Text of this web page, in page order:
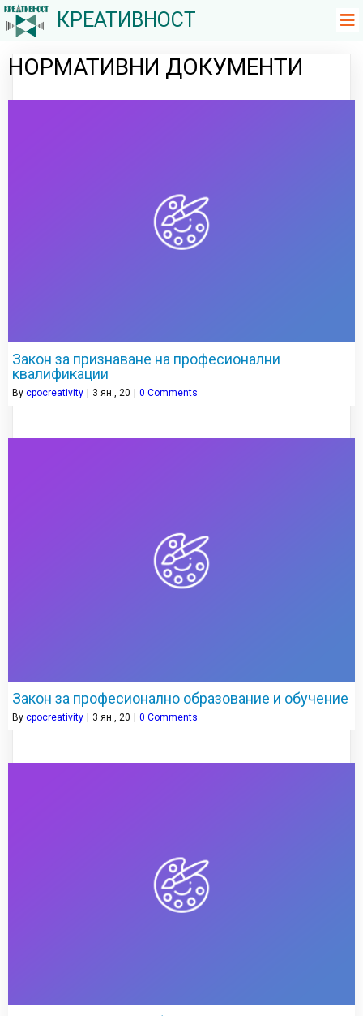
КРЕАТИВНОСТ
НОРМАТИВНИ ДОКУМЕНТИ
Закон за признаване на професионални
квалификации
By cpocreativity 3 ян., 20 0 Comments
Закон за професионално образование и обучение
By cpocreativity | 3 ян., 20 | 0 Comments